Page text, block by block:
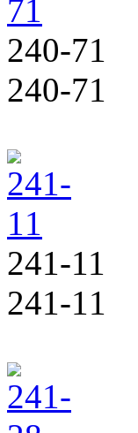
240-71
240-71
241-11
241-11